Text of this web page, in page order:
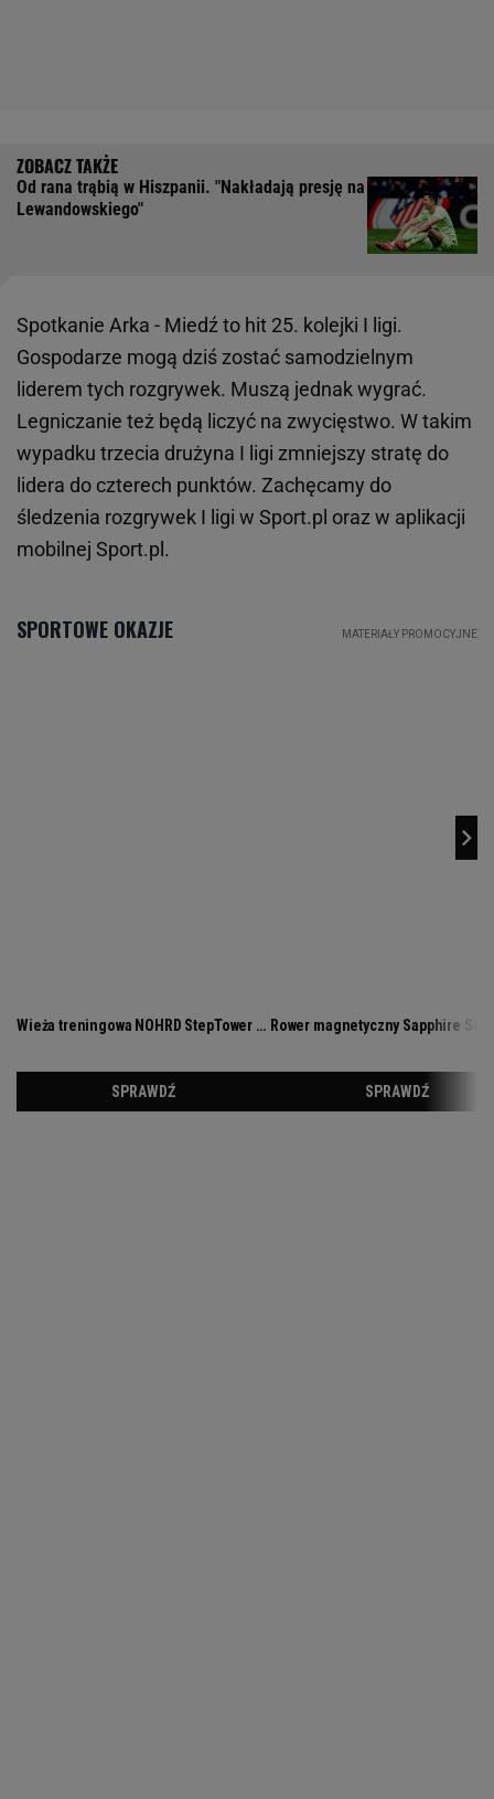
Od rana trąbią w Hiszpanii. "Nakładają presję na
Lewandowskiego"
Spotkanie Arka - Miedź to hit 25. kolejki I ligi.
Gospodarze mogą dziś zostać samodzielnym
liderem tych rozgrywek. Muszą jednak wygrać.
Legniczanie też będą liczyć na zwycięstwo. W takim
wypadku trzecia drużyna I ligi zmniejszy stratę do
lidera do czterech punktów. Zachęcamy do
śledzenia rozgrywek I ligi w Sport.pl oraz w aplikacji
mobilnej Sport.pl.